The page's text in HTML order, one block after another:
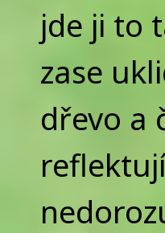
jde ji to
zase
dřevo a